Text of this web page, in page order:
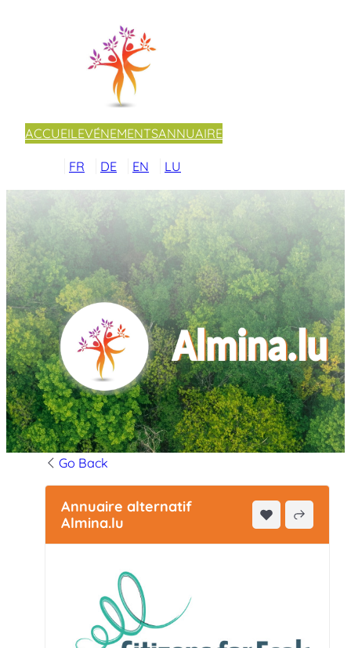
ACCUEILEVÉNEMENTSANNUAIRE
FR DE EN LU
Go Back
Annuaire alternatif
Almina.lu